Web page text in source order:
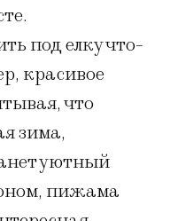
под елку что-
красивое
что
зима,
уютный
пижама